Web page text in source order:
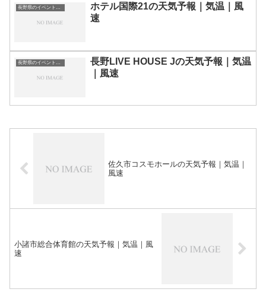
ホテル国際21の天気予報｜気温｜風
速
長野LIVE HOUSE Jの天気予報｜気温
｜風速
佐久市コスモホールの天気予報｜気温｜
風速
小諸市総合体育館の天気予報｜気温｜風
速